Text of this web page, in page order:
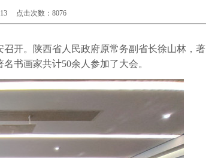
点击次数：8076
开。陕西省人民政府原常务副省长徐山林，著
书画家共计50余人参加了大会。